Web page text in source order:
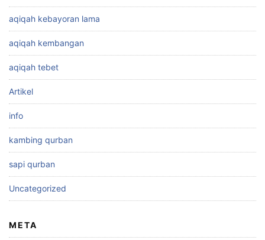
aqiqah kebayoran lama
aqiqah kembangan
aqiqah tebet
Artikel
info
kambing qurban
sapi qurban
Uncategorized
META